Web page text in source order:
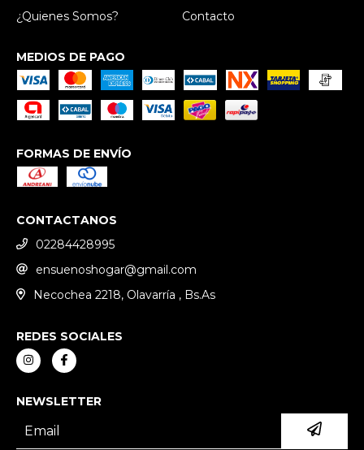
¿Quienes Somos? Contacto
MEDIOS DE PAGO
FORMAS DE ENVÍO
CONTACTANOS
02284428995
ensuenoshogar@gmail.com
Necochea 2218, Olavarría , Bs.As
REDES SOCIALES
NEWSLETTER